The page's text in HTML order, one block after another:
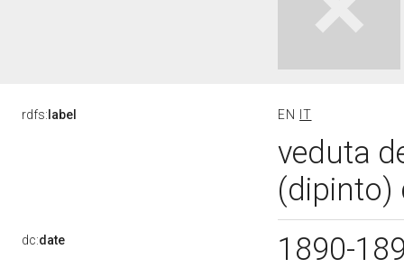
rdfs: label EN IT
veduta
(dipinto)
dc:date 1890-